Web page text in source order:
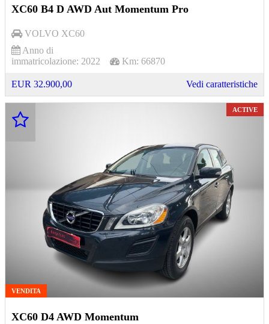
XC60 B4 D AWD Aut Momentum Pro
VOLVO XC60
Anno di
immatricolazione: 2022 Km: 66870
EUR 32.900,00 Vedi caratteristiche
VENDITA
ACTIVE
XC60 D4 AWD Momentum